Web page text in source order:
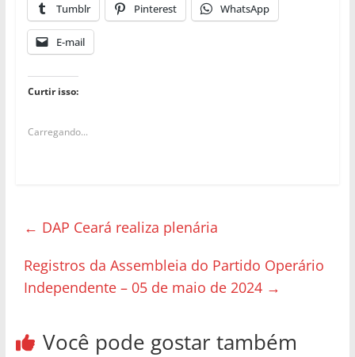
Tumblr Pinterest WhatsApp
E-mail
Curtir isso:
Carregando...
← DAP Ceará realiza plenária
Registros da Assembleia do Partido Operário
Independente – 05 de maio de 2024 →
Você pode gostar também